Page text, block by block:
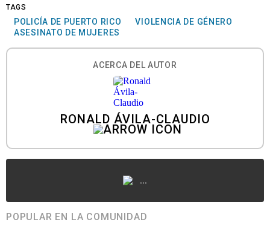
TAGS
POLICÍA DE PUERTO RICO
VIOLENCIA DE GÉNERO
ASESINATO DE MUJERES
ACERCA DEL AUTOR
RONALD ÁVILA-CLAUDIO
...
POPULAR EN LA COMUNIDAD